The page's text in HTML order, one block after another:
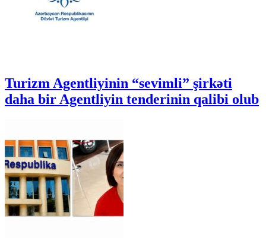
Turizm Agentliyinin “sevimli” şirkəti
daha bir Agentliyin tenderinin qalibi olub